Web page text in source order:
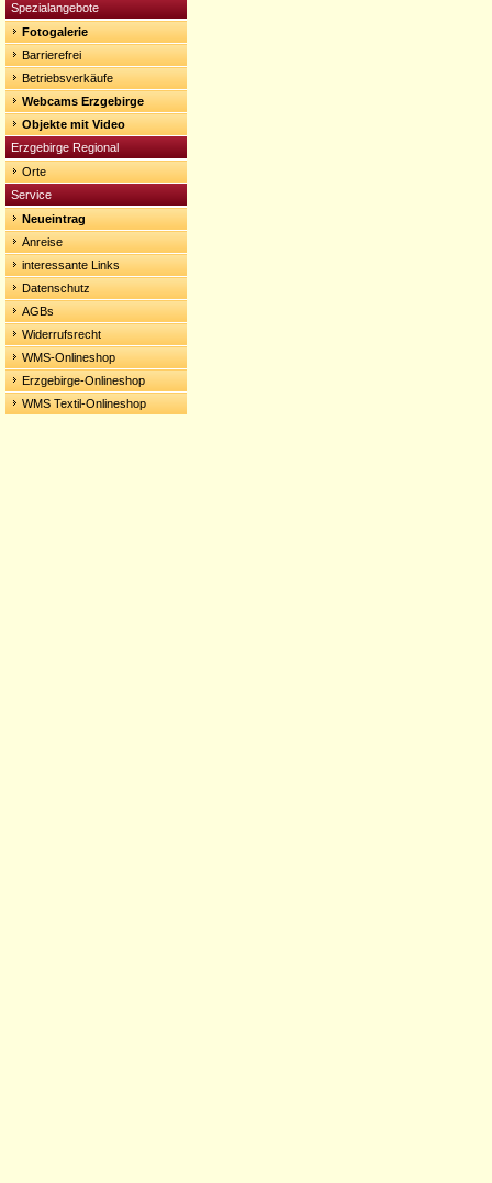
Spezialangebote
Fotogalerie
Barrierefrei
Betriebsverkäufe
Webcams Erzgebirge
Objekte mit Video
Erzgebirge Regional
Orte
Service
Neueintrag
Anreise
interessante Links
Datenschutz
AGBs
Widerrufsrecht
WMS-Onlineshop
Erzgebirge-Onlineshop
WMS Textil-Onlineshop